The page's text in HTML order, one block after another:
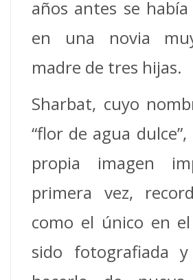
años antes se
en una novia
madre de tres hijas.
Sharbat, cuyo
“flor de agua
propia imagen
primera vez,
como el único en
sido fotografiada